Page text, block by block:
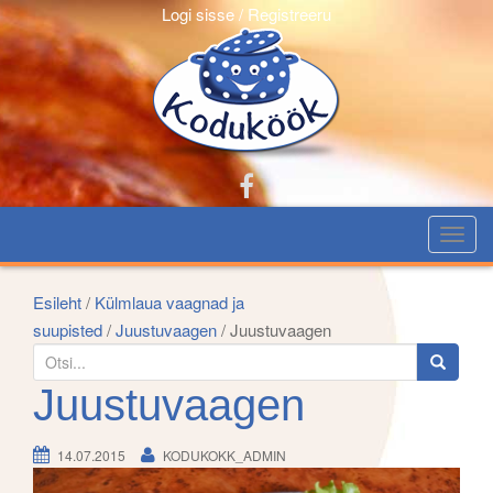
Logi sisse / Registreeru
T
o
l
e
i
Esileht/ Külmlaua vaagnad ja
suupisted/Juustuvaagen/ Juustuvaagen
e
a
c
Juustuvaagen
14.07.2015 KODUKOKK_ADMIN